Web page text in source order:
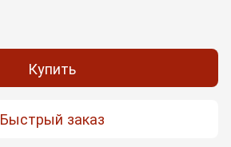
Купить
Быстрый заказ